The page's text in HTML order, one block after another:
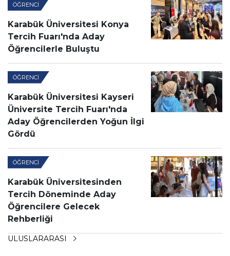
ÖĞRENCI
Karabük Üniversitesi Konya
Tercih Fuarı'nda Aday
Öğrencilerle Buluştu
ÖĞRENCI
Karabük Üniversitesi Kayseri
Üniversite Tercih Fuarı'nda
Aday Öğrencilerden Yoğun İlgi
Gördü
ÖĞRENCI
Karabük Üniversitesinden
Tercih Döneminde Aday
Öğrencilere Gelecek
Rehberliği
ULUSLARARASI